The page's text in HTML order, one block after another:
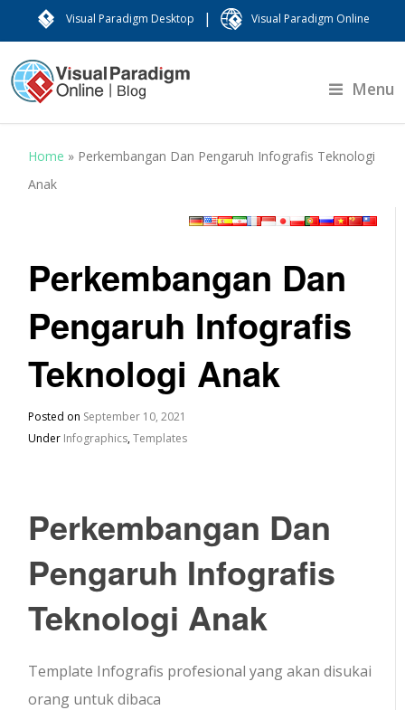
Visual Paradigm Desktop | Visual Paradigm Online
Menu
Home » Perkembangan Dan Pengaruh Infografis Teknologi
Anak
Perkembangan Dan
Pengaruh Infografis
Teknologi Anak
Posted on September 10, 2021
Under Infographics,Templates
Perkembangan Dan
Pengaruh Infografis
Teknologi Anak
Template Infografis profesional yang akan disukai
orang untuk dibaca